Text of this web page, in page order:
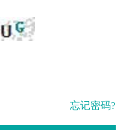
忘记密码?